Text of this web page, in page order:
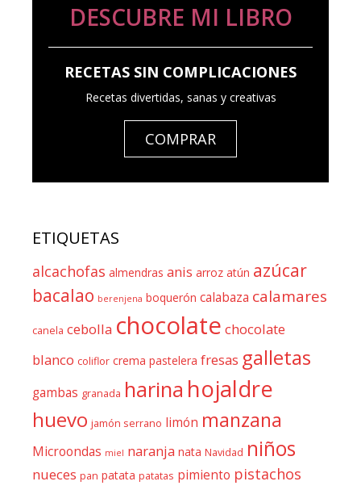
DESCUBRE MI LIBRO
RECETAS SIN COMPLICACIONES
Recetas divertidas, sanas y creativas
COMPRAR
ETIQUETAS
alcachofas almendras anis arroz atún azúcar
bacalao berenjena boquerón calabaza calamares
canela cebolla chocolate chocolate
blanco coliflor crema pastelera fresas galletas
gambas granada harina hojaldre
huevo jamón serrano limón manzana
Microondas miel naranja nata Navidad niños
nueces pan patata patatas pimiento pistachos